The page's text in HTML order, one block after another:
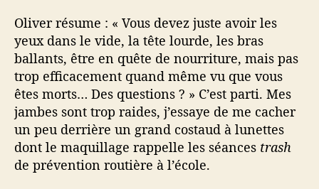
Oliver résume : « Vous devez juste avoir les
yeux dans le vide, la tête lourde, les bras
ballants, être en quête de nourriture, mais pas
trop efficacement quand même vu que vous
êtes morts… Des questions ? » C’est parti. Mes
jambes sont trop raides, j’essaye de me cacher
un peu derrière un grand costaud à lunettes
dont le maquillage rappelle les séances trash
de prévention routière à l’école.